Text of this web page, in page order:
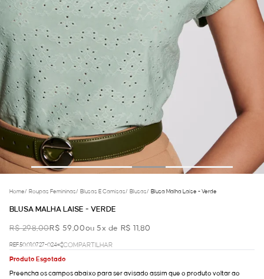
Home/ Roupas Femininas/ Blusas E Camisas/ Blusas/ Blusa Malha Laise - Verde
BLUSA MALHA LAISE - VERDE
R$ 298,00R$ 59,00ou 5x de R$ 11,80
REF.50.01.0727-024
COMPARTILHAR
Produto Esgotado
Preencha os campos abaixo para ser avisado assim que o produto voltar ao